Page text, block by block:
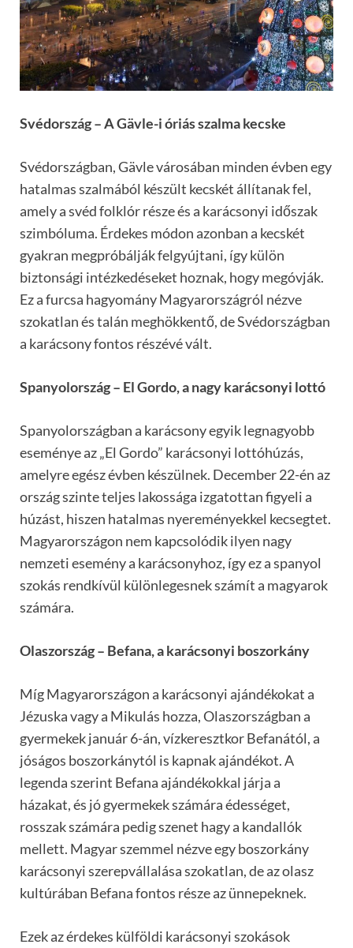
Svédország – A Gävle-i óriás szalma kecske
Svédországban, Gävle városában minden évben egy
hatalmas szalmából készült kecskét állítanak fel,
amely a svéd folklór része és a karácsonyi időszak
szimbóluma. Érdekes módon azonban a kecskét
gyakran megpróbálják felgyújtani, így külön
biztonsági intézkedéseket hoznak, hogy megóvják.
Ez a furcsa hagyomány Magyarországról nézve
szokatlan és talán meghökkentő, de Svédországban
a karácsony fontos részévé vált.
Spanyolország – El Gordo, a nagy karácsonyi lottó
Spanyolországban a karácsony egyik legnagyobb
eseménye az „El Gordo” karácsonyi lottóhúzás,
amelyre egész évben készülnek. December 22-én az
ország szinte teljes lakossága izgatottan figyeli a
húzást, hiszen hatalmas nyereményekkel kecsegtet.
Magyarországon nem kapcsolódik ilyen nagy
nemzeti esemény a karácsonyhoz, így ez a spanyol
szokás rendkívül különlegesnek számít a magyarok
számára.
Olaszország – Befana, a karácsonyi boszorkány
Míg Magyarországon a karácsonyi ajándékokat a
Jézuska vagy a Mikulás hozza, Olaszországban a
gyermekek január 6-án, vízkeresztkor Befanától, a
jóságos boszorkánytól is kapnak ajándékot. A
legenda szerint Befana ajándékokkal járja a
házakat, és jó gyermekek számára édességet,
rosszak számára pedig szenet hagy a kandallók
mellett. Magyar szemmel nézve egy boszorkány
karácsonyi szerepvállalása szokatlan, de az olasz
kultúrában Befana fontos része az ünnepeknek.
Ezek az érdekes külföldi karácsonyi szokások